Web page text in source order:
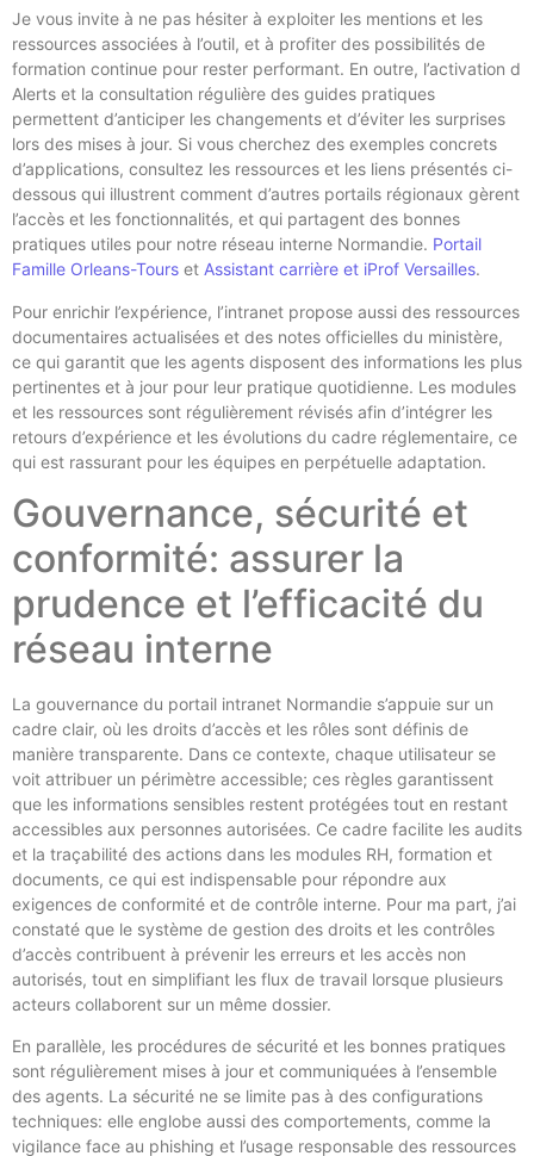
Je vous invite à ne pas hésiter à exploiter les mentions et les
ressources associées à l’outil, et à profiter des possibilités de
formation continue pour rester performant. En outre, l’activation d
Alerts et la consultation régulière des guides pratiques
permettent d’anticiper les changements et d’éviter les surprises
lors des mises à jour. Si vous cherchez des exemples concrets
d’applications, consultez les ressources et les liens présentés ci-
dessous qui illustrent comment d’autres portails régionaux gèrent
l’accès et les fonctionnalités, et qui partagent des bonnes
pratiques utiles pour notre réseau interne Normandie. Portail
Famille Orleans-Tours et Assistant carrière et iProf Versailles.
Pour enrichir l’expérience, l’intranet propose aussi des ressources
documentaires actualisées et des notes officielles du ministère,
ce qui garantit que les agents disposent des informations les plus
pertinentes et à jour pour leur pratique quotidienne. Les modules
et les ressources sont régulièrement révisés afin d’intégrer les
retours d’expérience et les évolutions du cadre réglementaire, ce
qui est rassurant pour les équipes en perpétuelle adaptation.
Gouvernance, sécurité et
conformité: assurer la
prudence et l’efficacité du
réseau interne
La gouvernance du portail intranet Normandie s’appuie sur un
cadre clair, où les droits d’accès et les rôles sont définis de
manière transparente. Dans ce contexte, chaque utilisateur se
voit attribuer un périmètre accessible; ces règles garantissent
que les informations sensibles restent protégées tout en restant
accessibles aux personnes autorisées. Ce cadre facilite les audits
et la traçabilité des actions dans les modules RH, formation et
documents, ce qui est indispensable pour répondre aux
exigences de conformité et de contrôle interne. Pour ma part, j’ai
constaté que le système de gestion des droits et les contrôles
d’accès contribuent à prévenir les erreurs et les accès non
autorisés, tout en simplifiant les flux de travail lorsque plusieurs
acteurs collaborent sur un même dossier.
En parallèle, les procédures de sécurité et les bonnes pratiques
sont régulièrement mises à jour et communiquées à l’ensemble
des agents. La sécurité ne se limite pas à des configurations
techniques: elle englobe aussi des comportements, comme la
vigilance face au phishing et l’usage responsable des ressources